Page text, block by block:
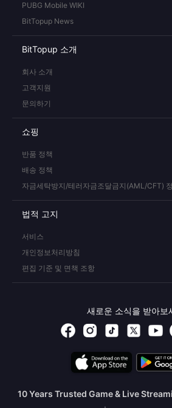
PUBG Mobile WIKI
BitTopup News
BitTopup 소개
회사 소개
고객지원
문의하기
쇼핑
반품 정책
배송 정책
자금세탁방지/테러자금조달금지(AML/CFT)
법적 고지
서비스
개인정보처리방침
편집 기준 및 면책 조항
새로운 소식을 받아보
10 Years Trusted Game & Live